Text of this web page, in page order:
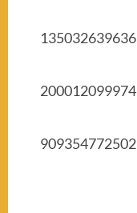
135032639636
200012099974
909354772502